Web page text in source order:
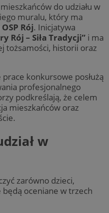
do udziału w
muralu, który ma
OSP Rój. Inicjatywa
Rój – Siła Tradycji” i ma
tożsamości, historii oraz
konkursowe posłużą
profesjonalnego
podkreślają, że celem
mieszkańców oraz
w
zarówno dzieci,
będą oceniane w trzech